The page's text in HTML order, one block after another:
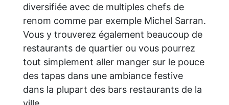
diversifiée avec de multiples chefs de
renom comme par exemple Michel Sarran.
Vous y trouverez également beaucoup de
restaurants de quartier ou vous pourrez
tout simplement aller manger sur le pouce
des tapas dans une ambiance festive
dans la plupart des bars restaurants de la